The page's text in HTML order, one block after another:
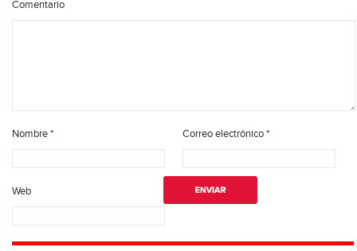
Comentario
Nombre* Correo electrónico*
Web